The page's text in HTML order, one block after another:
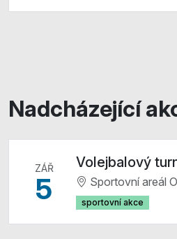
Nadcházející
ZÁŘ
5
Volejbalový
Sportovní areál
sportovní akce